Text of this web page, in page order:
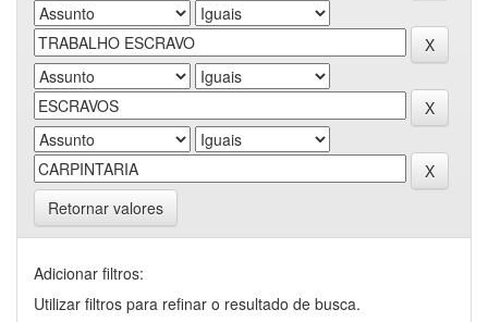
Retornar valores
Adicionar filtros:
Utilizar filtros para refinar o resultado de busca.